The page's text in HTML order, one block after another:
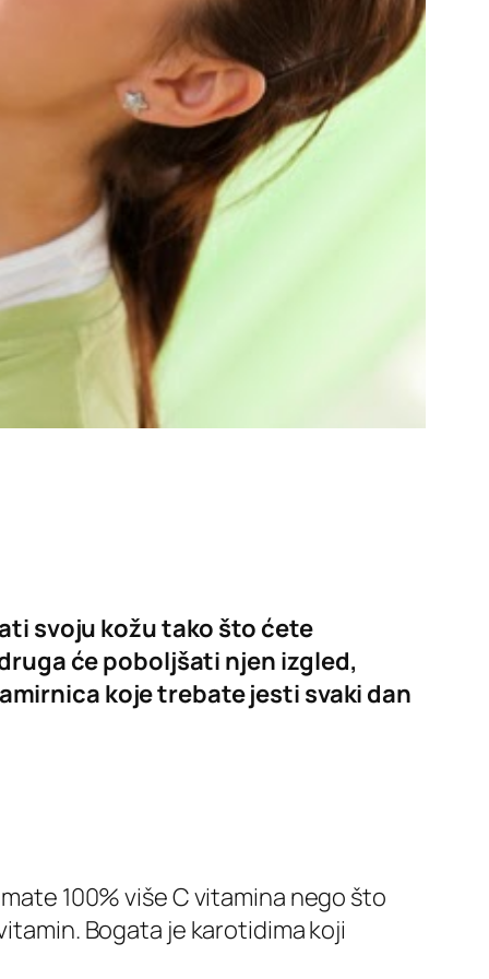
svoju kožu tako što ćete
će poboljšati njen izgled,
koje trebate jesti svaki dan
100% više C vitamina nego što
Bogata je karotidima koji